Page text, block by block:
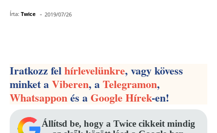
Írta: Twice - 2019/07/26
Iratkozz felhírlevelünkre, vagy kövess
minket aViberen, aTelegramon,
Whatsapponés aGoogle Hírek-en!
Állítsd be, hogy a Twice cikkeit mindig